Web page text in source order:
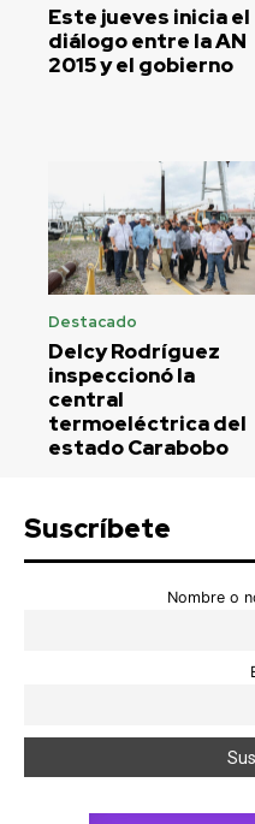
Este jueves inicia el
diálogo entre la AN
2015 y el gobierno
Destacado
Delcy Rodríguez
inspeccionó la
central
termoeléctrica del
estado Carabobo
Suscríbete
Nombre o